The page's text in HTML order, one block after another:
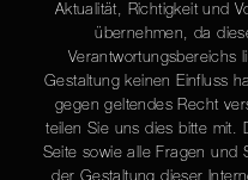
Aktualität, Richtigkeit und
übernehmen, da
Verantwortungsbereichs
Gestaltung keinen Einfluss
gegen geltendes Recht
teilen Sie uns dies bitte mit.
Seite sowie alle Fragen und